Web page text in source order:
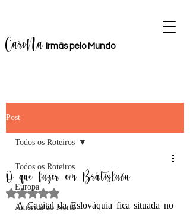
CaroNa Irmãspelo Mundo
Post
Todos os Roteiros
Europa
América do Norte
Todos os Roteiros
O que fazer em Bratislava
Avaliado com NaN de 5 estrelas.
A Capital da Eslováquia fica situada no